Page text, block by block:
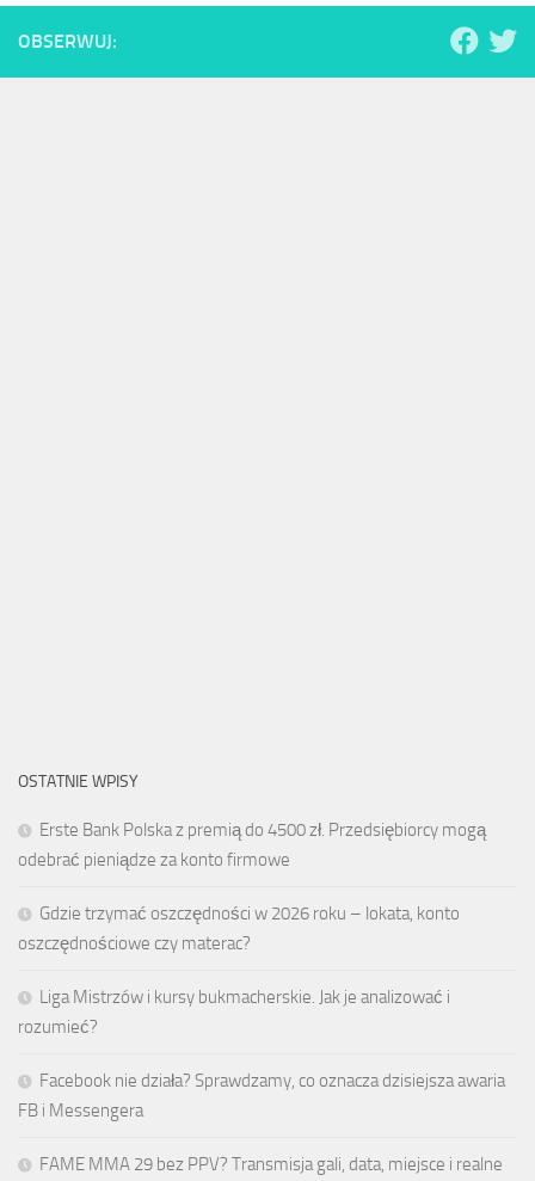
OBSERWUJ:
OSTATNIE WPISY
Erste Bank Polska z premią do 4500 zł. Przedsiębiorcy mogą
odebrać pieniądze za konto firmowe
Gdzie trzymać oszczędności w 2026 roku – lokata, konto
oszczędnościowe czy materac?
Liga Mistrzów i kursy bukmacherskie. Jak je analizować i
rozumieć?
Facebook nie działa? Sprawdzamy, co oznacza dzisiejsza awaria
FB i Messengera
FAME MMA 29 bez PPV? Transmisja gali, data, miejsce i realne